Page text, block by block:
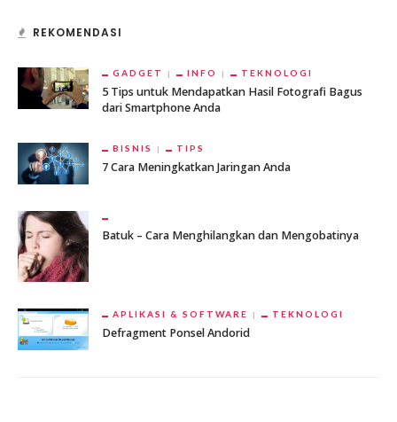
REKOMENDASI
GADGET INFO TEKNOLOGI
5 Tips untuk Mendapatkan Hasil Fotografi Bagus
dari Smartphone Anda
BISNIS TIPS
7 Cara Meningkatkan Jaringan Anda
Batuk – Cara Menghilangkan dan Mengobatinya
APLIKASI & SOFTWARE TEKNOLOGI
Defragment Ponsel Andorid